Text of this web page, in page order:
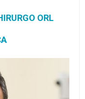
ORL